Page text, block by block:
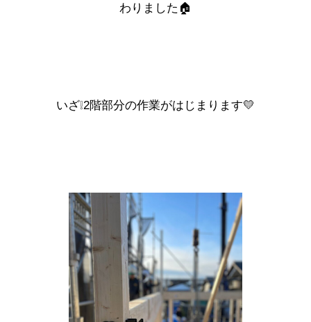
わりました🏠
いざ❕2階部分の作業がはじまります💛